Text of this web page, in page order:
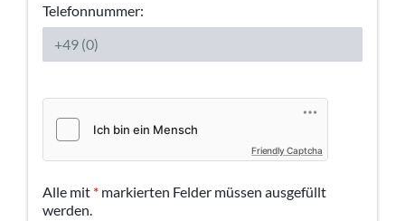
Telefonnummer:
Friendly Captcha
Alle mit * markierten Felder müssen ausgefüllt
werden.